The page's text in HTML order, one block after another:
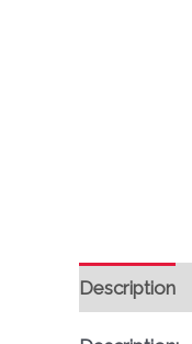
Description